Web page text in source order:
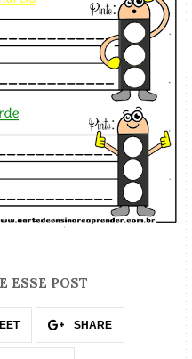
ESSE POST
SHARE